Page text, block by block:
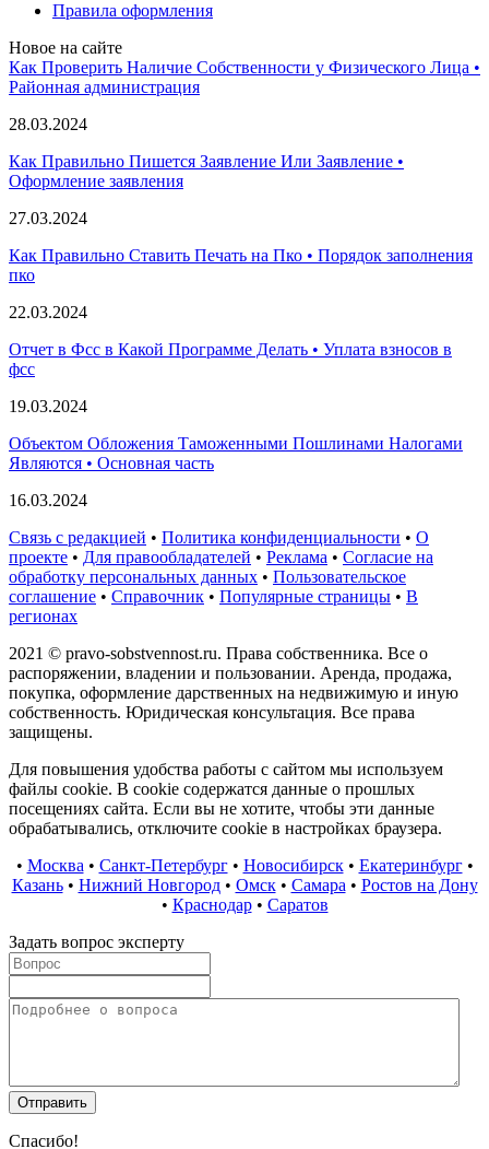
Правила оформления
Новое на сайте
Как Проверить Наличие Собственности у Физического Лица •
Paйoннaя aдминиcтpaция
28.03.2024
Как Правильно Пишется Заявление Или Заявление •
Оформление заявления
27.03.2024
Как Правильно Ставить Печать на Пко • Порядок заполнения
пко
22.03.2024
Отчет в Фсс в Какой Программе Делать • Уплата взносов в
фсс
19.03.2024
Объектом Обложения Таможенными Пошлинами Налогами
Являются • Основная часть
16.03.2024
Связь с редакцией • Политика конфиденциальности • О
проекте • Для правообладателей • Реклама • Согласие на
обработку персональных данных • Пользовательское
соглашение • Справочник • Популярные страницы • В
регионах
2021 © pravo-sobstvennost.ru. Права собственника. Все о
распоряжении, владении и пользовании. Аренда, продажа,
покупка, оформление дарственных на недвижимую и иную
собственность. Юридическая консультация. Все права
защищены.
Для повышения удобства работы с сайтом мы используем
файлы cookie. В cookie содержатся данные о прошлых
посещениях сайта. Если вы не хотите, чтобы эти данные
обрабатывались, отключите cookie в настройках браузера.
• Москва • Санкт-Петербург• Новосибирск• Екатеринбург•
Казань• Нижний Новгород• Омск• Самара • Ростов на Дону
• Краснодар• Саратов
Задать вопрос эксперту
Спасибо!